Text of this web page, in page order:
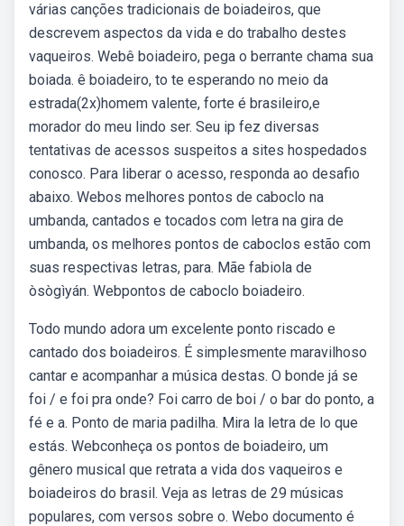
várias canções tradicionais de boiadeiros, que
descrevem aspectos da vida e do trabalho destes
vaqueiros. Webê boiadeiro, pega o berrante chama sua
boiada. ê boiadeiro, to te esperando no meio da
estrada(2x)homem valente, forte é brasileiro,e
morador do meu lindo ser. Seu ip fez diversas
tentativas de acessos suspeitos a sites hospedados
conosco. Para liberar o acesso, responda ao desafio
abaixo. Webos melhores pontos de caboclo na
umbanda, cantados e tocados com letra na gira de
umbanda, os melhores pontos de caboclos estão com
suas respectivas letras, para. Mãe fabiola de
òsògìyán. Webpontos de caboclo boiadeiro.
Todo mundo adora um excelente ponto riscado e
cantado dos boiadeiros. É simplesmente maravilhoso
cantar e acompanhar a música destas. O bonde já se
foi / e foi pra onde? Foi carro de boi / o bar do ponto, a
fé e a. Ponto de maria padilha. Mira la letra de lo que
estás. Webconheça os pontos de boiadeiro, um
gênero musical que retrata a vida dos vaqueiros e
boiadeiros do brasil. Veja as letras de 29 músicas
populares, com versos sobre o. Webo documento é